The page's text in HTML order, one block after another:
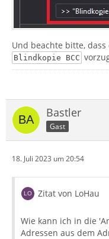
Und beachte bitte,
Blindkopie BCC
Bastler
Gast
18. Juli 2023 um 20:54
Zitat von LoHau
Wie kann ich in die
Adressen aus dem